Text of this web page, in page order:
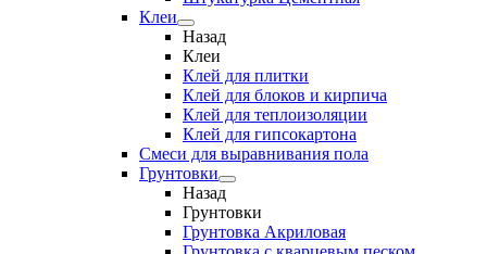
Клеи
Назад
Клеи
Клей для плитки
Клей для блоков и кирпича
Клей для теплоизоляции
Клей для гипсокартона
Смеси для выравнивания пола
Грунтовки
Назад
Грунтовки
Грунтовка Акриловая